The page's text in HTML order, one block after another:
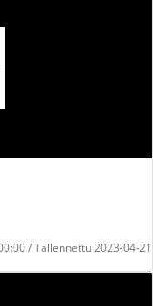
/ Tallennettu 2023-04-21